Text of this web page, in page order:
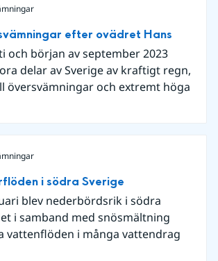
efter ovädret Hans
och början av september 2023
delar av Sverige av kraftigt regn,
översvämningar och extremt höga
i södra Sverige
blev nederbördsrik i södra
i samband med snösmältning
vattenflöden i många vattendrag